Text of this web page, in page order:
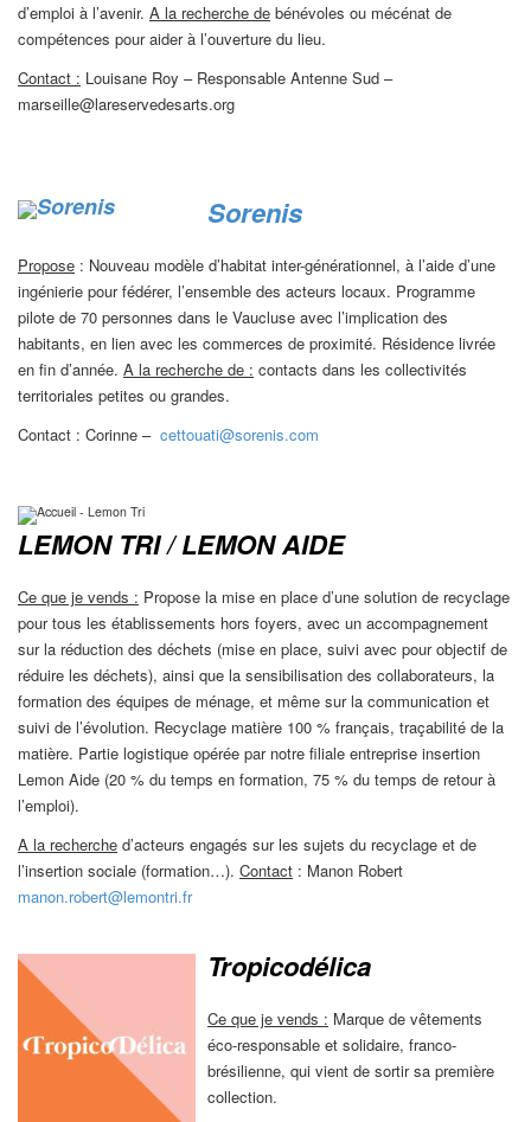
d’emploi à l’avenir. A la recherche de bénévoles ou mécénat de
compétences pour aider à l’ouverture du lieu.
Contact : Louisane Roy – Responsable Antenne Sud –
marseille@lareservedesarts.org
Sorenis
Propose : Nouveau modèle d’habitat inter-générationnel, à l’aide d’une
ingénierie pour fédérer, l’ensemble des acteurs locaux. Programme
pilote de 70 personnes dans le Vaucluse avec l’implication des
habitants, en lien avec les commerces de proximité. Résidence livrée
en fin d’année. A la recherche de : contacts dans les collectivités
territoriales petites ou grandes.
Contact : Corinne – cettouati@sorenis.com
LEMON TRI / LEMON AIDE
Ce que je vends : Propose la mise en place d’une solution de recyclage
pour tous les établissements hors foyers, avec un accompagnement
sur la réduction des déchets (mise en place, suivi avec pour objectif de
réduire les déchets), ainsi que la sensibilisation des collaborateurs, la
formation des équipes de ménage, et même sur la communication et
suivi de l’évolution. Recyclage matière 100 % français, traçabilité de la
matière. Partie logistique opérée par notre filiale entreprise insertion
Lemon Aide (20 % du temps en formation, 75 % du temps de retour à
l’emploi).
A la recherche d’acteurs engagés sur les sujets du recyclage et de
l’insertion sociale (formation…). Contact : Manon Robert
manon.robert@lemontri.fr
Tropicodélica
Ce que je vends : Marque de vêtements
éco-responsable et solidaire, franco-
brésilienne, qui vient de sortir sa première
collection.